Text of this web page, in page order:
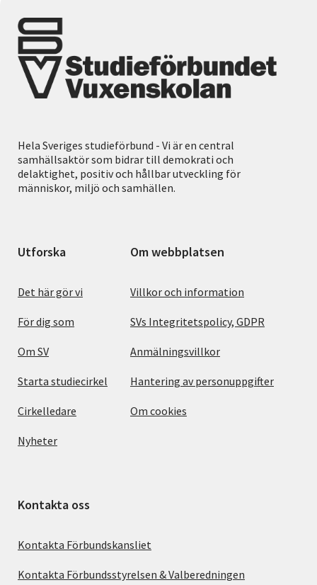
Hela Sveriges studieförbund - Vi är en central
samhällsaktör som bidrar till demokrati och
delaktighet, positiv och hållbar utveckling för
människor, miljö och samhällen.
Utforska
Det här gör vi
För dig som
Om SV
Starta studiecirkel
Cirkelledare
Nyheter
Om webbplatsen
Villkor och information
SVs Integritetspolicy, GDPR
Anmälningsvillkor
Hantering av personuppgifter
Om cookies
Kontakta oss
Kontakta Förbundskansliet
Kontakta Förbundsstyrelsen & Valberedningen